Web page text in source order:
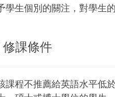
學生個別的關注，對學生
修課條件
課程不推薦給英語水平低